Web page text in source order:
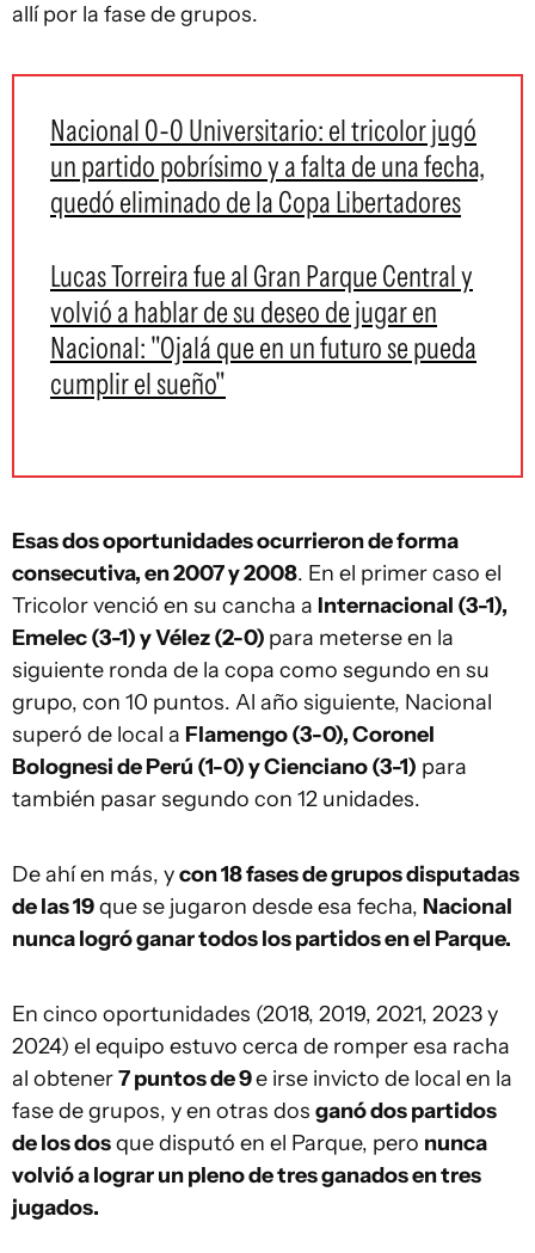
allí por la fase de grupos.
Nacional 0-0 Universitario: el tricolor jugó
un partido pobrísimo y a falta de una fecha,
quedó eliminado de la Copa Libertadores
Lucas Torreira fue al Gran Parque Central y
volvió a hablar de su deseo de jugar en
Nacional: "Ojalá que en un futuro se pueda
cumplir el sueño"
Esas dos oportunidades ocurrieron de forma
consecutiva, en 2007 y 2008. En el primer caso el
Tricolor venció en su cancha a Internacional (3-1),
Emelec (3-1) y Vélez (2-0) para meterse en la
siguiente ronda de la copa como segundo en su
grupo, con 10 puntos. Al año siguiente, Nacional
superó de local a Flamengo (3-0), Coronel
Bolognesi de Perú (1-0) y Cienciano (3-1) para
también pasar segundo con 12 unidades.
De ahí en más, ycon 18 fases de grupos disputadas
de las 19que se jugaron desde esa fecha, Nacional
nunca logró ganar todos los partidos en el Parque.
En cinco oportunidades (2018, 2019, 2021, 2023 y
2024) el equipo estuvo cerca de romper esa racha
al obtener7 puntos de 9e irse invicto de local en la
fase de grupos, y en otras dos ganó dos partidos
de los dosque disputó en el Parque, pero nunca
volvió a lograr un pleno de tres ganados en tres
jugados.